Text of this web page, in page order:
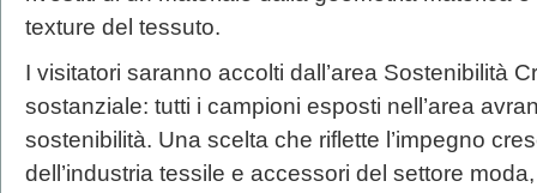
texture del tessuto.
I visitatori saranno accolti dall’area Sostenibilità
sostanziale: tutti i campioni esposti nell’area
sostenibilità. Una scelta che riflette l’impegno
dell’industria tessile e accessori del settore